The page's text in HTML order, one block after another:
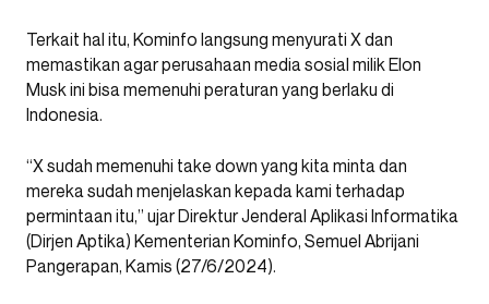
Terkait hal itu, Kominfo langsung menyurati X dan
memastikan agar perusahaan media sosial milik Elon
Musk ini bisa memenuhi peraturan yang berlaku di
Indonesia.
“X sudah memenuhi take down yang kita minta dan
mereka sudah menjelaskan kepada kami terhadap
permintaan itu,” ujar Direktur Jenderal Aplikasi Informatika
(Dirjen Aptika) Kementerian Kominfo, Semuel Abrijani
Pangerapan, Kamis (27/6/2024).